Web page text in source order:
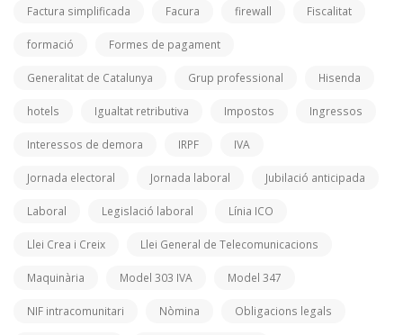
Factura simplificada Facura firewall Fiscalitat
formació Formes de pagament
Generalitat de Catalunya Grup professional Hisenda
hotels Igualtat retributiva Impostos Ingressos
Interessos de demora IRPF IVA
Jornada electoral Jornada laboral Jubilació anticipada
Laboral Legislació laboral Línia ICO
Llei Crea i Creix Llei General de Telecomunicacions
Maquinària Model 303 IVA Model 347
NIF intracomunitari Nòmina Obligacions legals